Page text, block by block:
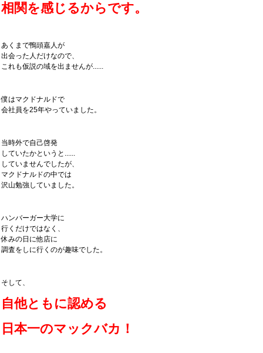
相関を感じるからです。
あくまで鴨頭嘉人が
出会った人だけなので、
これも仮説の域を出ませんが......
僕はマクドナルドで
会社員を25年やっていました。
当時外で自己啓発
していたかというと......
していませんでしたが、
マクドナルドの中では
沢山勉強していました。
ハンバーガー大学に
行くだけではなく、
休みの日に他店に
調査をしに行くのが趣味でした。
そして、
自他ともに認める
日本一のマックバカ！